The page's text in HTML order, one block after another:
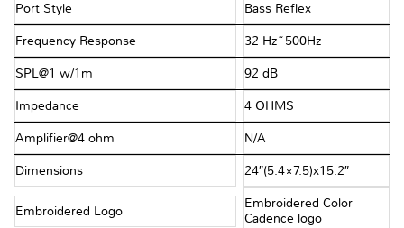
Port Style Bass Reflex
Frequency Response 32 Hz~500Hz
SPL@1 w/1m 92 dB
Impedance 4 OHMS
Amplifier@4 ohm N/A
Dimensions 24″(5.4×7.5)x15.2″
Embroidered Logo
Embroidered Color
Cadence logo